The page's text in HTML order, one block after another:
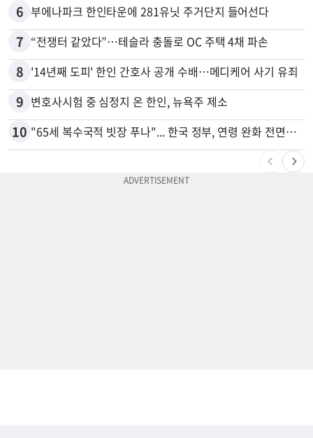
6 부에나파크 한인타운에 281유닛 주거단지 들어선다
7 “전쟁터 같았다”…테슬라 충돌로 OC 주택 4채 파손
8 '14년째 도피' 한인 간호사 공개 수배…메디케어 사기 유죄
9 변호사시험 중 심정지 온 한인, 뉴욕주 제소
10 "65세 복수국적 빗장 푸나"... 한국 정부, 연령 완화 전면 추진